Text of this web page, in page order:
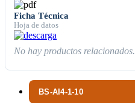
BS-AI4-1-10
Ficha Técnica
Hoja de datos
No hay productos relacionados.